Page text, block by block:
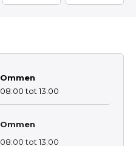
Ommen
08:00 tot 13:00
Ommen
08:00 tot 13:00